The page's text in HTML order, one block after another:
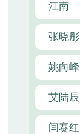
江南
张晓彤
姚向峰
艾陆辰
闫赛红